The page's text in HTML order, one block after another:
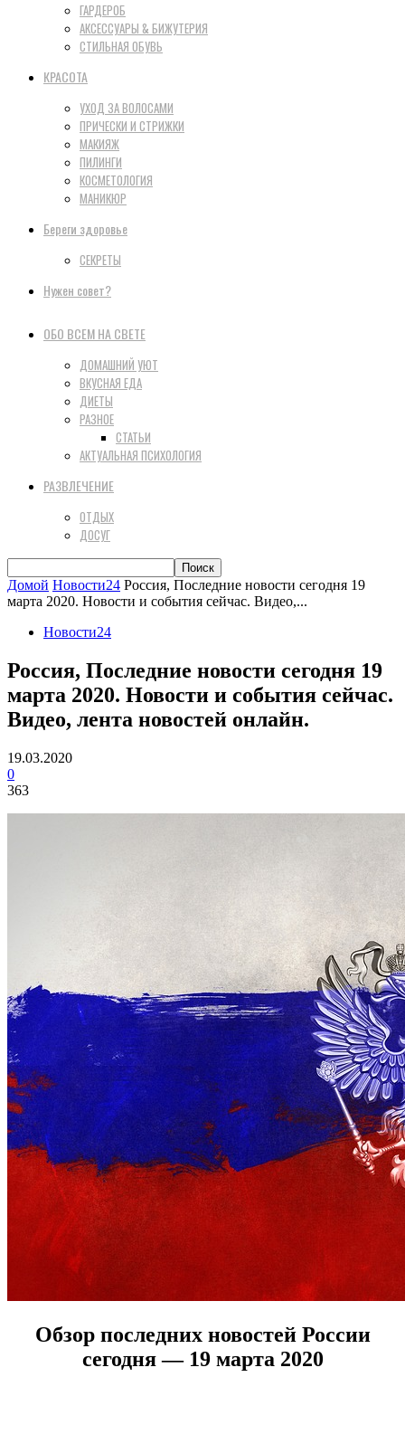
ГАРДЕРОБ
АКСЕССУАРЫ & БИЖУТЕРИЯ
СТИЛЬНАЯ ОБУВЬ
КРАСОТА
УХОД ЗА ВОЛОСАМИ
ПРИЧЕСКИ И СТРИЖКИ
МАКИЯЖ
ПИЛИНГИ
КОСМЕТОЛОГИЯ
МАНИКЮР
Береги здоровье
СЕКРЕТЫ
Нужен совет?
ОБО ВСЕМ НА СВЕТЕ
ДОМАШНИЙ УЮТ
ВКУСНАЯ ЕДА
ДИЕТЫ
РАЗНОЕ
СТАТЬИ
АКТУАЛЬНАЯ ПСИХОЛОГИЯ
РАЗВЛЕЧЕНИЕ
ОТДЫХ
ДОСУГ
Домой Новости24 Россия, Последние новости сегодня 19
марта 2020. Новости и события сейчас. Видео,...
Новости24
Россия, Последние новости сегодня 19
марта 2020. Новости и события сейчас.
Видео, лента новостей онлайн.
19.03.2020
0
363
Обзор последних новостей России
сегодня — 19 марта 2020